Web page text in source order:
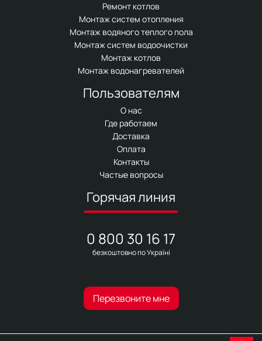
Ремонт котлов
Монтаж систем отопления
Монтаж водяного теплого пола
Монтаж систем водоочистки
Монтаж котлов
Монтаж водонагревателей
Пользователям
О нас
Где работаем
Доставка
Оплата
Контакты
Частые вопросы
Горячая линия
0 800 30 16 17
безкоштовно по Україні
Перезвоните мне